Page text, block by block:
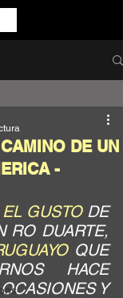
DE UN
-
EL GUSTO DE
RO DUARTE,
QUE
HACE
Y